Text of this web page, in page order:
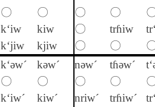
〇 〇 〇 〇
k‘iw kiw 〇 trɦiw
k‘jiw kjiw 〇 〇
k‘ǝw´ kǝw´ nǝw´ tɦǝw´
〇 〇 〇 〇
k‘iw´ kiw´ nriw´ trɦiw´